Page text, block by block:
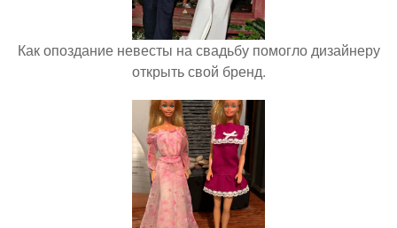
Как опоздание невесты на свадьбу помогло дизайнеру
открыть свой бренд.